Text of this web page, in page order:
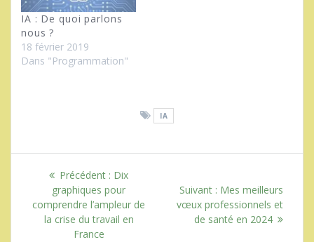
IA : De quoi parlons
nous ?
18 février 2019
Dans "Programmation"
IA
Navigation
de
l’article
Précédent : Article
précédent
:
Dix
graphiques pour
comprendre l’ampleur de
la crise du travail en
France
Suivant : Article
suivant
:
Mes meilleurs
vœux professionnels et
de santé en 2024